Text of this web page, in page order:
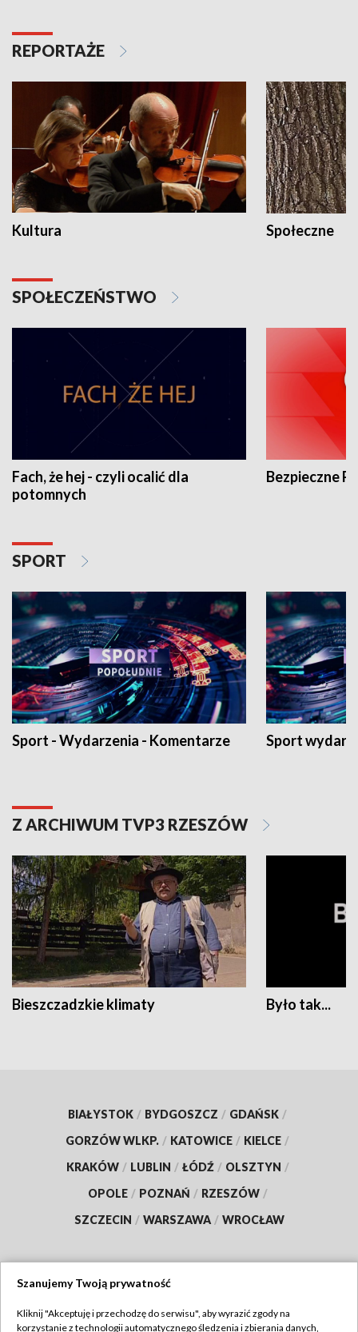
REPORTAŻE
Kultura Społeczne
SPOŁECZEŃSTWO
Fach, że hej - czyli ocalić dla
potomnych
Bezpieczne
SPORT
Sport - Wydarzenia - Komentarze Sport
Z ARCHIWUM TVP3 RZESZÓW
Bieszczadzkie klimaty Było tak...
BIAŁYSTOK / BYDGOSZCZ / GDAŃSK /
GORZÓW WLKP. / KATOWICE / KIELCE /
KRAKÓW / LUBLIN / ŁÓDŹ / OLSZTYN /
OPOLE / POZNAŃ / RZESZÓW /
SZCZECIN / WARSZAWA / WROCŁAW
Szanujemy Twoją prywatność
Kliknij "Akceptuję i przechodzę do serwisu", aby wyrazić zgody na
korzystanie z technologii automatycznego śledzenia i zbierania danych,